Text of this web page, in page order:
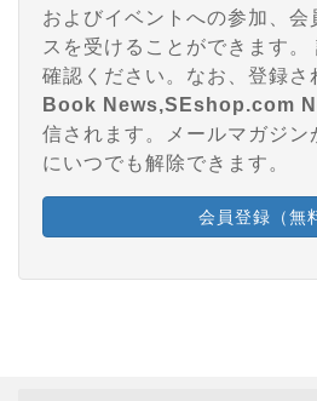
およびイベントへの参加、
確認ください。なお、登録さ
Book News,SEshop.com
信されます。メールマガジン
にいつでも解除できます。
会員登録（無